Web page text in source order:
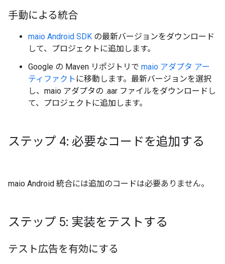
手動による統合
maio Android SDK の最新バージョンをダウンロード
して、プロジェクトに追加します。
Google の Maven リポジトリで maio アダプタ アー
ティファクト に移動します。最新バージョンを選択
し、maio アダプタの .aar ファイルをダウンロードし
て、プロジェクトに追加します。
ステップ 4: 必要なコードを追加する
maio Android 統合には追加のコードは必要ありません。
ステップ 5: 実装をテストする
テスト広告を有効にする